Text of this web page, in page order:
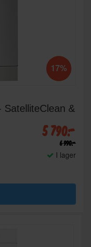
17%
SatelliteClean &
5 790:-
6 990:-
I lager